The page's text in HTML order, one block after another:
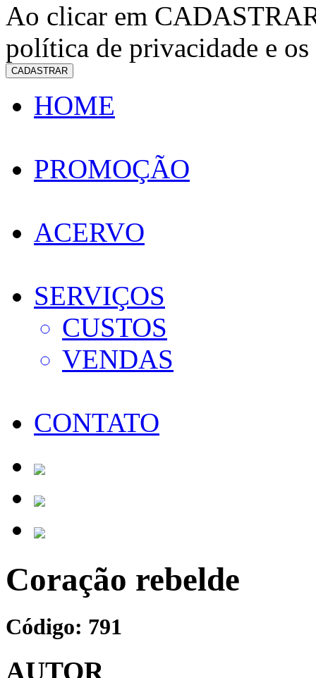
Ao clicar em
política de privacidade e os
CADASTRAR
HOME
PROMOÇÃO
ACERVO
SERVIÇOS
CUSTOS
VENDAS
CONTATO
Coração rebelde
Código: 791
AUTOR